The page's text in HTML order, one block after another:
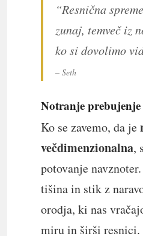
“Resnična
zunaj, temveč iz
ko si dovolimo
– Seth
Notranje prebujenje
Ko se zavemo, da je
večdimenzionalna,
potovanje
tišina in stik z
orodja, ki nas
miru in širši resnici.